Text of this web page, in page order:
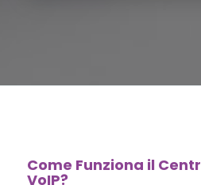
Come Funziona il
VoIP?